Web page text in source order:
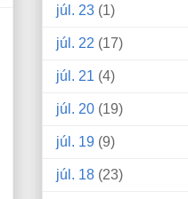
júl. 23 (1)
júl. 22 (17)
júl. 21 (4)
júl. 20 (19)
júl. 19 (9)
júl. 18 (23)